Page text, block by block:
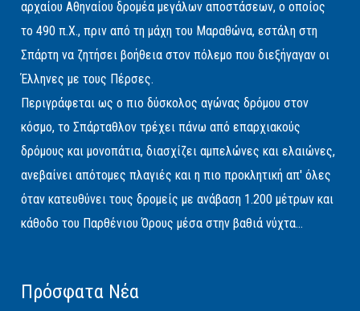
αρχαίου Αθηναίου δρομέα μεγάλων αποστάσεων, ο οποίος
το 490 π.Χ., πριν από τη μάχη του Μαραθώνα, εστάλη στη
Σπάρτη να ζητήσει βοήθεια στον πόλεμο που διεξήγαγαν οι
Έλληνες με τους Πέρσες.
Περιγράφεται ως ο πιο δύσκολος αγώνας δρόμου στον
κόσμο, το Σπάρταθλον τρέχει πάνω από επαρχιακούς
δρόμους και μονοπάτια, διασχίζει αμπελώνες και ελαιώνες,
ανεβαίνει απότομες πλαγιές και η πιο προκλητική απ' όλες
όταν κατευθύνει τους δρομείς με ανάβαση 1.200 μέτρων και
κάθοδο του Παρθένιου Όρους μέσα στην βαθιά νύχτα...
Πρόσφατα Νέα